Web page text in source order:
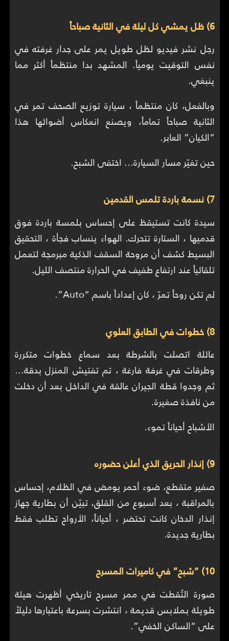
6) ظل يمشي كل ليلة في الثانية صباحاً
رجل نشر فيديو لظل طويل يمر على جدار غرفته في
نفس التوقيت يومياً. المشهد بدا منتظماً أكثر مما
ينبغي.
وبالفعل، كان منتظماً ، سيارة توزيع الصحف تمر في
الثانية صباحاً تماماً، ويصنع انعكاس أضوائها هذا
“الكيان” العابر.
حين تغيّر مسار السيارة… اختفى الشبح.
7) نسمة باردة تلمس القدمين
سيدة كانت تستيقظ على إحساس بلمسة باردة فوق
قدميها ، الستارة تتحرك. الهواء ينساب فجأة ، التحقيق
البسيط كشف أن مروحة السقف الذكية مبرمجة لتعمل
تلقائياً عند ارتفاع طفيف في الحرارة منتصف الليل.
لم تكن روحاً تمرّ ، كان إعداداً باسم “Auto”.
8) خطوات في الطابق العلوي
عائلة اتصلت بالشرطة بعد سماع خطوات متكررة
وطرقات في غرفة فارغة ، تم تفتيش المنزل بدقة…
ثم وجدوا قطة الجيران عالقة في الداخل بعد أن دخلت
من نافذة صغيرة.
الأشباح أحياناً تموء.
9) إنذار الحريق الذي أعلن حضوره
صفير متقطع، ضوء أحمر يومض في الظلام، إحساس
بالمراقبة ، بعد أسبوع من القلق، تبيّن أن بطارية جهاز
إنذار الدخان كانت تحتضر ، أحياناً، الأرواح تطلب فقط
بطارية جديدة.
10) “شبح” في كاميرات المسرح
صورة التُقطت في ممر مسرح تاريخي أظهرت هيئة
طويلة بملابس قديمة ، انتشرت بسرعة باعتبارها دليلاً
على “الساكن الخفي”.